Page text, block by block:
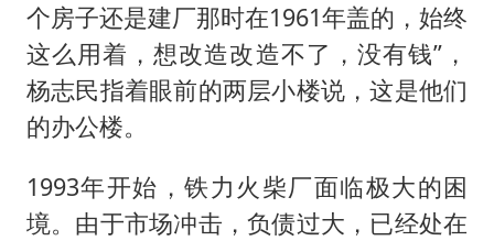
个房子还是建厂那时在1961年盖的，始终
这么用着，想改造改造不了，没有钱”，
杨志民指着眼前的两层小楼说，这是他们
的办公楼。
1993年开始，铁力火柴厂面临极大的困
境。由于市场冲击，负债过大，已经处在